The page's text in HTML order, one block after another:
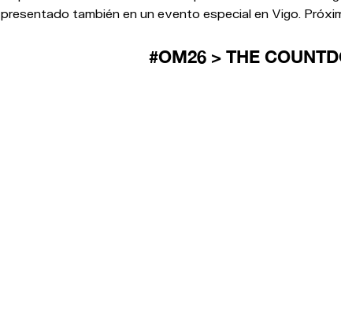
presentado también en un evento especial en Vigo.
#OM26 > THE